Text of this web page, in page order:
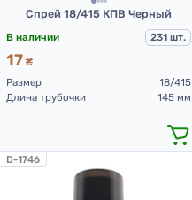
Спрей 18/415 КПВ Черный
В наличии 231 шт.
17 ₴
Размер
18/415
Длина трубочки
145 мм
D-1746